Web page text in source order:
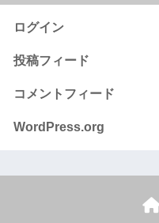
ログイン
投稿フィード
コメントフィード
WordPress.org